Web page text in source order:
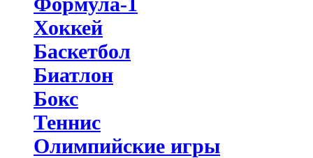
Хоккей
Баскетбол
Биатлон
Бокс
Теннис
Олимпийские игры